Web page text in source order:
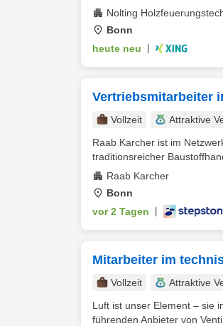
Nolting
Bonn
heute neu
Vertriebsmitarbeiter
Vollzeit Attraktive
Raab Karcher ist im
traditionsreicher
Raab Karcher
Bonn
vor 2 Tagen
Mitarbeiter im
Vollzeit Attraktive
Luft ist unser Element – sie
führenden Anbieter von